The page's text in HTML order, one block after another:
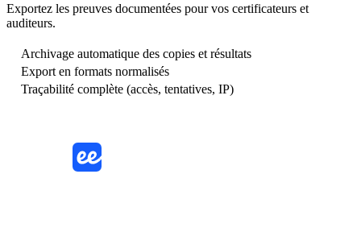
Exportez les preuves documentées pour vos certificateurs et
auditeurs.
Archivage automatique des copies et résultats
Export en formats normalisés
Traçabilité complète (accès, tentatives, IP)